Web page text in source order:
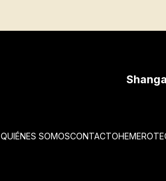
QUIÉNES SOMOSCONTACTO